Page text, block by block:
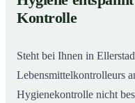
02
man sieht
Kontrolle
Steht bei Ihnen in
Lebensmittelkontrolleurs
Hygienekontrolle nicht